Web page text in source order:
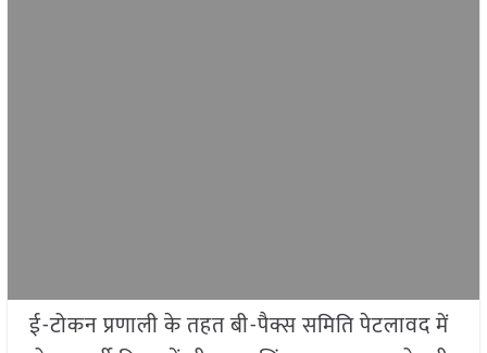
ई-टोकन प्रणाली के तहत बी-पैक्स समिति पेटलावद में